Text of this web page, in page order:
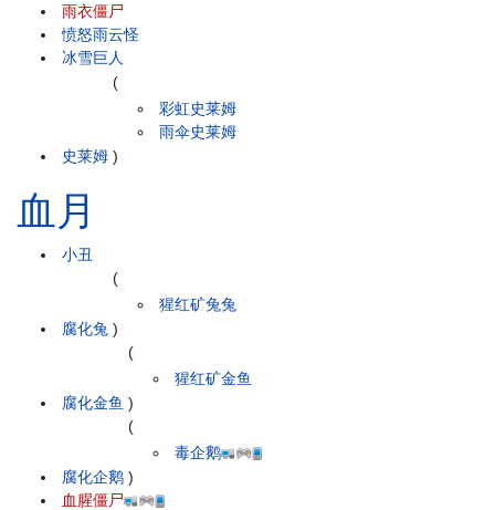
雨衣僵尸
愤怒雨云怪
冰雪巨人
史莱姆
(
彩虹史莱姆
雨伞史莱姆
)
血月
小丑
腐化兔
(
猩红矿兔兔
)
腐化金鱼
(
猩红矿金鱼
)
腐化企鹅
(
毒企鹅
)
血腥僵尸